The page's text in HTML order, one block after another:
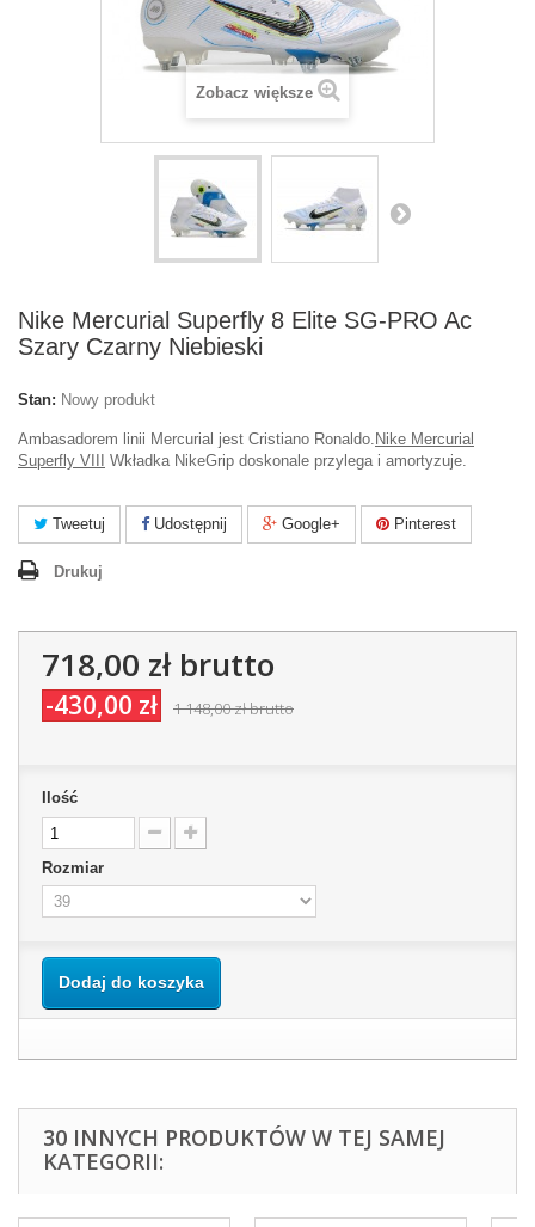
Zobacz większe
Nike Mercurial Superfly 8 Elite SG-PRO Ac
Szary Czarny Niebieski
Stan: Nowy produkt
Ambasadorem linii Mercurial jest Cristiano Ronaldo. Nike Mercurial
Superfly VIII
Wkładka NikeGrip doskonale przylega i amortyzuje.
Tweetuj Udostępnij Google+ Pinterest
Drukuj
718,00 złbrutto
-430,00 zł 1 148,00 złbrutto
Ilość
Rozmiar
Dodaj do koszyka
30 INNYCH PRODUKTÓW W TEJ SAMEJ
KATEGORII: